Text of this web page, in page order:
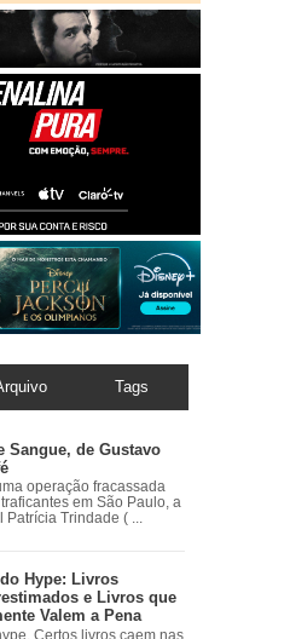
Tags
Sangue, de Gustavo
operação fracassada
em São Paulo, a
Patrícia Trindade ( ...
Hype: Livros
e Livros que
Valem a Pena
Certos livros caem nas